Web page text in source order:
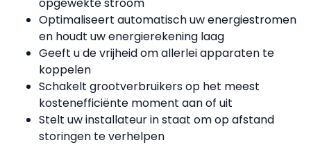
Optimaliseert automatisch uw energiestromen
en houdt uw energierekening laag
Geeft u de vrijheid om allerlei apparaten te
koppelen
Schakelt grootverbruikers op het meest
kostenefficiënte moment aan of uit
Stelt uw installateur in staat om op afstand
storingen te verhelpen